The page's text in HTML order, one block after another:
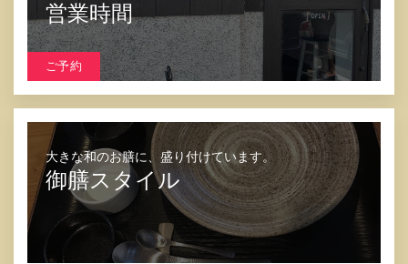
営業時間
ご予約
大きな和のお膳に、盛り付けています。
御膳スタイル